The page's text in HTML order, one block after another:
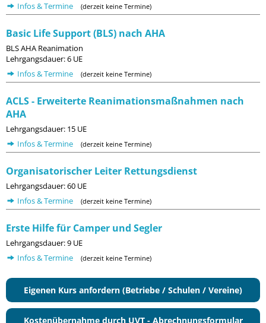
Infos & Termine
(derzeit keine Termine)
Basic Life Support (BLS) nach AHA
BLS AHA Reanimation
Lehrgangsdauer: 6 UE
Infos & Termine
(derzeit keine Termine)
ACLS - Erweiterte Reanimationsmaßnahmen nach
AHA
Lehrgangsdauer: 15 UE
Infos & Termine
(derzeit keine Termine)
Organisatorischer Leiter Rettungsdienst
Lehrgangsdauer: 60 UE
Infos & Termine
(derzeit keine Termine)
Erste Hilfe für Camper und Segler
Lehrgangsdauer: 9 UE
Infos & Termine
(derzeit keine Termine)
Eigenen Kurs anfordern (Betriebe / Schulen / Vereine)
Kostenübernahme durch UVT - Abrechnungsformular